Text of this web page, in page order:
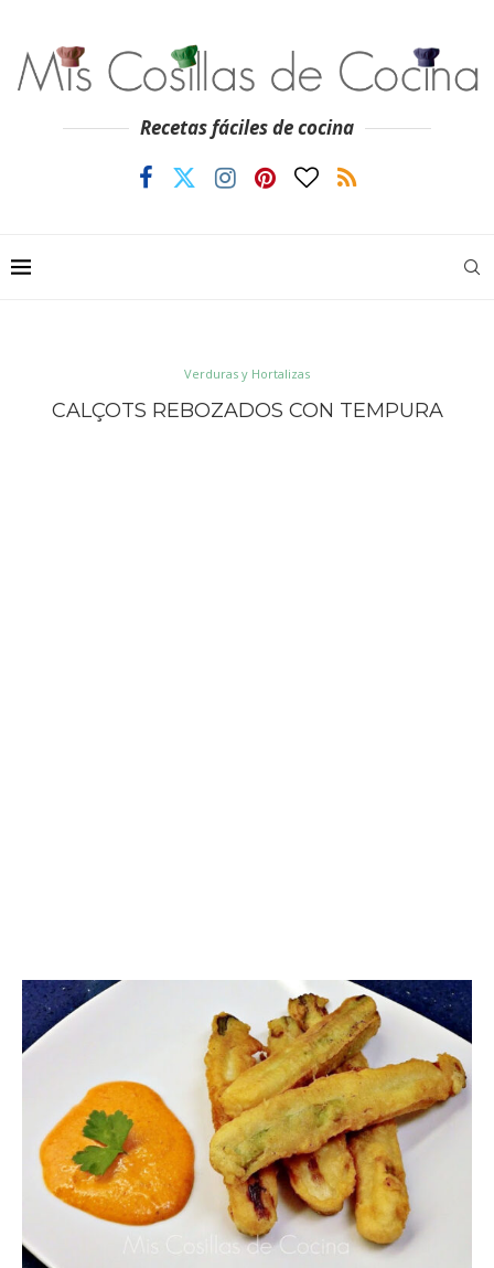
Recetas fáciles de cocina
Verduras y Hortalizas
CALÇOTS REBOZADOS CON TEMPURA